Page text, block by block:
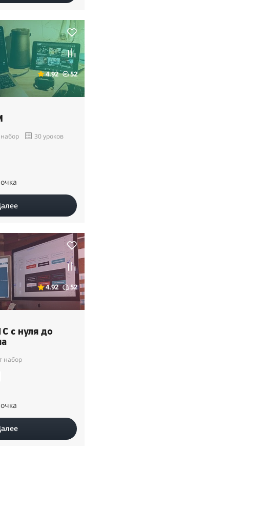
4.92 52
30 уроков
4.92 52
с нуля до
набор